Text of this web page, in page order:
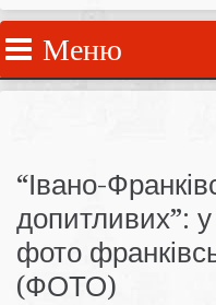
Меню
“Івано-
допитливих”:
фото
(ФОТО)